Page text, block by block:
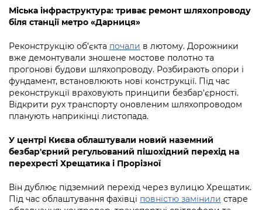
Статистика
Звернення громадян
Регуляторна діяльність
Промисловість і наука Києва
Підприємства, установи, організації
Kyiv International Relations
Річні звіти
Гендерна політика
Фінанси та бюджет
Безпека та правопорядок
Ритуальні послуги
Іноземцям / For foreigners
Пам'ятки культурної спадщини
Безбар'єрність
Міський застосунок Київ Цифровий
Контактний центр
Рада з питань внутрішньо переміщених
осіб при Київській міській військовій
адміністрації
«Ініціатива «Партнерство «Відкритий
Уряд» – місцевий рівень»
Важливе під час воєнного стану
Порядок оскарження рішень, дій чи
Звіти про опрацювання запитів на
публічну інформацію
Інформація для споживачів
Про відкриті дані
Портал даних Києва
Публічні дашборди
Зйомки в лікарнях в умовах воєнного
стану / Rules for media coverage of
hospitals at work under martial law
Контакти для медіа / Contacts for mass
media
Міська інфраструктура: триває ремонт шляхопроводу
біля станції метро «Дарниця»
Реконструкцію об’єкта почали в лютому. Дорожники
вже демонтували зношене мостове полотно та
прогонові будови шляхопроводу. Розбирають опори і
фундамент, встановлюють нові конструкції. Під час
реконструкції враховують принципи безбар'єрності.
Відкрити рух транспорту оновленим шляхопроводом
планують наприкінці листопада.
У центрі Києва облаштували новий наземний
безбар'єрний регульований пішохідний перехід на
перехресті Хрещатика і Прорізної
Він дублює підземний перехід через вулицю Хрещатик.
Під час облаштування фахівці повністю замінили старе